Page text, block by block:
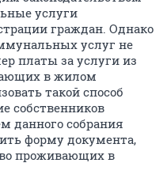
услуги
граждан. Однако
услуг не
платы за услуги из
в жилом
такой способ
собственников
данного собрания
форму документа,
проживающих в